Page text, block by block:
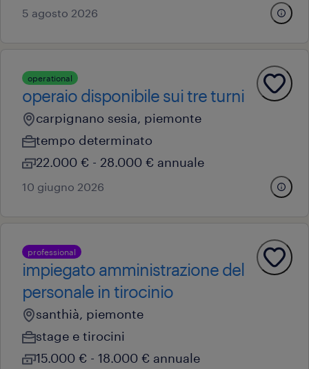
5 agosto 2026
operational
operaio disponibile sui tre turni
carpignano sesia, piemonte
tempo determinato
22.000 € - 28.000 € annuale
10 giugno 2026
professional
impiegato amministrazione del
personale in tirocinio
santhià, piemonte
stage e tirocini
15.000 € - 18.000 € annuale